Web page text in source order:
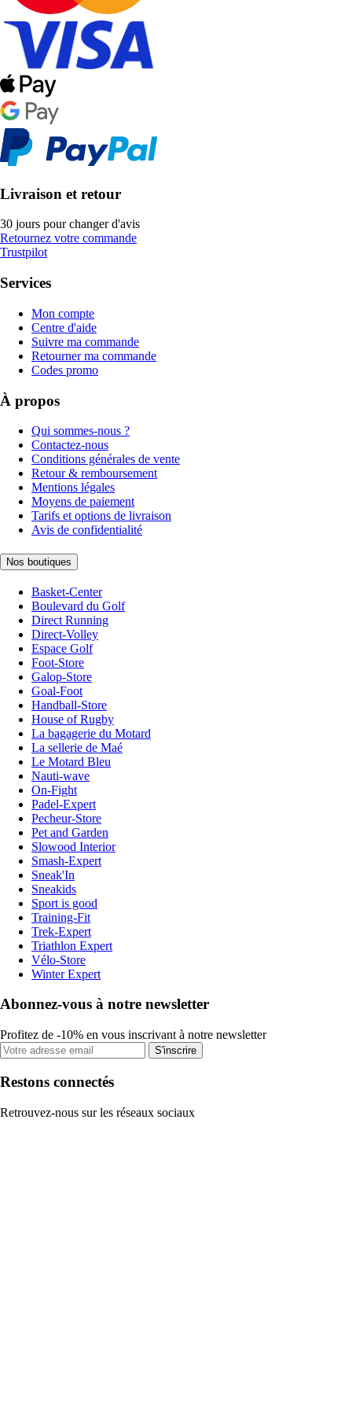
Livraison et retour
30 jours pour changer d'avis
Retournez votre commande
Trustpilot
Services
Mon compte
Centre d'aide
Suivre ma commande
Retourner ma commande
Codes promo
À propos
Qui sommes-nous ?
Contactez-nous
Conditions générales de vente
Retour & remboursement
Mentions légales
Moyens de paiement
Tarifs et options de livraison
Avis de confidentialité
Nos boutiques
Basket-Center
Boulevard du Golf
Direct Running
Direct-Volley
Espace Golf
Foot-Store
Galop-Store
Goal-Foot
Handball-Store
House of Rugby
La bagagerie du Motard
La sellerie de Maé
Le Motard Bleu
Nauti-wave
On-Fight
Padel-Expert
Pecheur-Store
Pet and Garden
Slowood Interior
Smash-Expert
Sneak'In
Sneakids
Sport is good
Training-Fit
Trek-Expert
Triathlon Expert
Vélo-Store
Winter Expert
Abonnez-vous à notre newsletter
Profitez de -10% en vous inscrivant à notre newsletter
S'inscrire
Restons connectés
Retrouvez-nous sur les réseaux sociaux